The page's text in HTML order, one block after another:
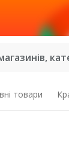
товари